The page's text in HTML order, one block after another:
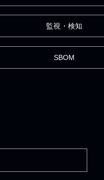
監視・検知
SBOM